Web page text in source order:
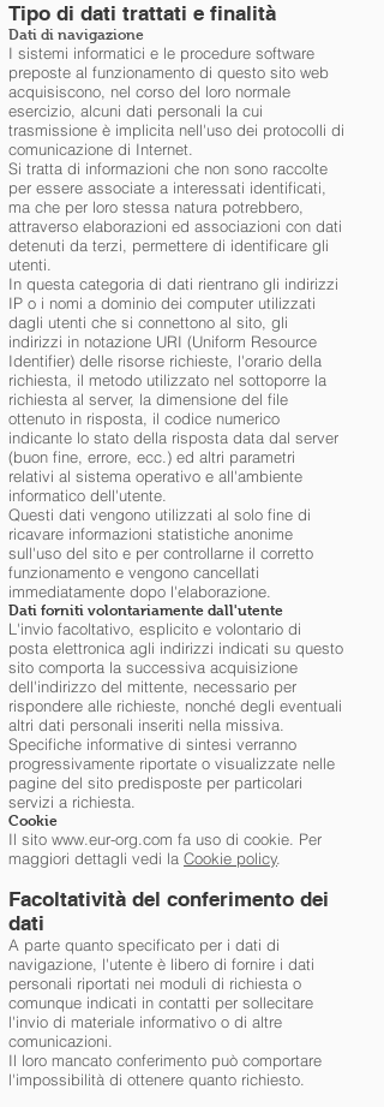
Tipo di dati trattati e finalità
Dati di navigazione
I sistemi informatici e le procedure software
preposte al funzionamento di questo sito web
acquisiscono, nel corso del loro normale
esercizio, alcuni dati personali la cui
trasmissione è implicita nell'uso dei protocolli di
comunicazione di Internet.
Si tratta di informazioni che non sono raccolte
per essere associate a interessati identificati,
ma che per loro stessa natura potrebbero,
attraverso elaborazioni ed associazioni con dati
detenuti da terzi, permettere di identificare gli
utenti.
In questa categoria di dati rientrano gli indirizzi
IP o i nomi a dominio dei computer utilizzati
dagli utenti che si connettono al sito, gli
indirizzi in notazione URI (Uniform Resource
Identifier) delle risorse richieste, l'orario della
richiesta, il metodo utilizzato nel sottoporre la
richiesta al server, la dimensione del file
ottenuto in risposta, il codice numerico
indicante lo stato della risposta data dal server
(buon fine, errore, ecc.) ed altri parametri
relativi al sistema operativo e all'ambiente
informatico dell'utente.
Questi dati vengono utilizzati al solo fine di
ricavare informazioni statistiche anonime
sull'uso del sito e per controllarne il corretto
funzionamento e vengono cancellati
immediatamente dopo l'elaborazione.
Dati forniti volontariamente dall'utente
L'invio facoltativo, esplicito e volontario di
posta elettronica agli indirizzi indicati su questo
sito comporta la successiva acquisizione
dell'indirizzo del mittente, necessario per
rispondere alle richieste, nonché degli eventuali
altri dati personali inseriti nella missiva.
Specifiche informative di sintesi verranno
progressivamente riportate o visualizzate nelle
pagine del sito predisposte per particolari
servizi a richiesta.
Cookie
Il sito www.eur-org.com fa uso di cookie. Per
maggiori dettagli vedi la Cookie policy
Facoltatività del conferimento dei
dati
A parte quanto specificato per i dati di
navigazione, l'utente è libero di fornire i dati
personali riportati nei moduli di richiesta o
comunque indicati in contatti per sollecitare
l'invio di materiale informativo o di altre
comunicazioni.
Il loro mancato conferimento può comportare
l'impossibilità di ottenere quanto richiesto.